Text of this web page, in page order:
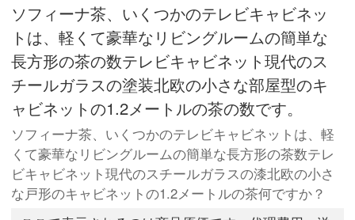
ソフィーナ茶、いくつかのテレビキャビネッ
トは、軽くて豪華なリビングルームの簡単な
長方形の茶の数テレビキャビネット現代のス
チールガラスの塗装北欧の小さな部屋型のキ
ャビネットの1.2メートルの茶の数です。
ソフィーナ茶、いくつかのテレビキャビネットは、軽
くて豪華なリビングルームの簡単な長方形の茶数テレ
ビキャビネット現代のスチールガラスの漆北欧の小さ
な戸形のキャビネットの1.2メートルの茶何ですか？